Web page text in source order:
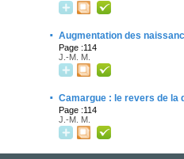
· Augmentation des
Page :114
J.-M. M.
· Camargue : le revers de la
Page :114
J.-M. M.